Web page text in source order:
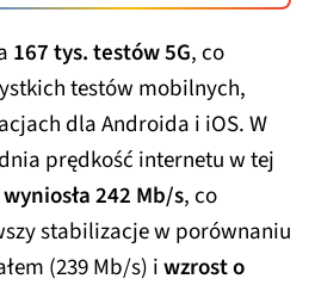
167 tys. testów 5G, co
testów mobilnych,
dla Androida i iOS. W
prędkość internetu w tej
wyniosła 242 Mb/s, co
stabilizacje w porównaniu
(239 Mb/s) iwzrost o